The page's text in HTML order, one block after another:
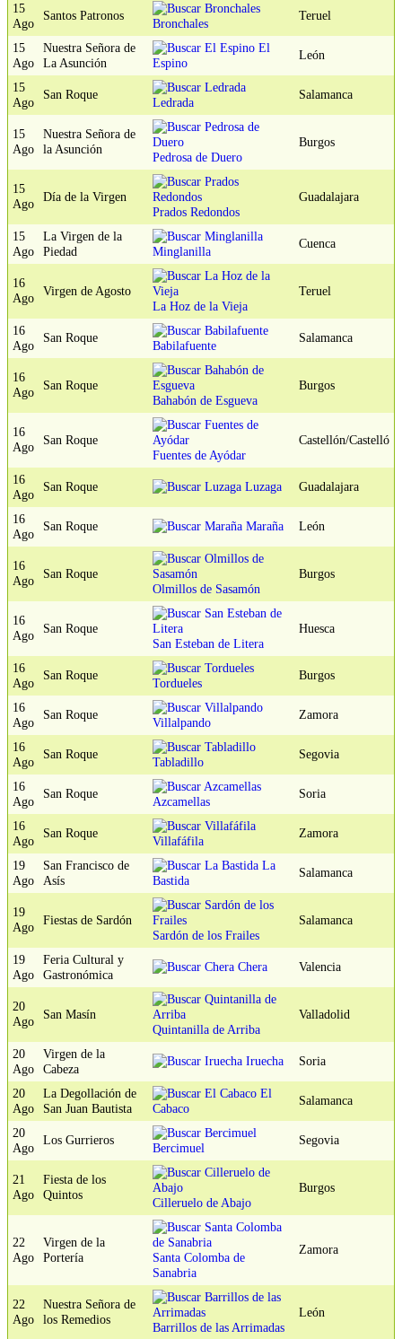
15
Ago
Santos Patronos
Bronchales
Teruel
15
Ago
Nuestra Señora de
La Asunción
El
Espino
León
15
Ago
San Roque
Ledrada
Salamanca
15
Ago
Nuestra Señora de
la Asunción
Pedrosa de Duero
Burgos
15
Ago
Día de la Virgen
Prados Redondos
Guadalajara
15
Ago
La Virgen de la
Piedad
Minglanilla
Cuenca
16
Ago
Virgen de Agosto
La Hoz de la Vieja
Teruel
16
Ago
San Roque
Babilafuente
Salamanca
16
Ago
San Roque
Bahabón de Esgueva
Burgos
16
Ago
San Roque
Fuentes de Ayódar
Castellón/Castelló
16
Ago
San Roque Luzaga Guadalajara
16
Ago
San Roque Maraña León
16
Ago
San Roque
Olmillos de Sasamón
Burgos
16
Ago
San Roque
San Esteban de Litera
Huesca
16
Ago
San Roque
Tordueles
Burgos
16
Ago
San Roque
Villalpando
Zamora
16
Ago
San Roque
Tabladillo
Segovia
16
Ago
San Roque
Azcamellas
Soria
16
Ago
San Roque
Villafáfila
Zamora
19
Ago
San Francisco de
Asís
La
Bastida
Salamanca
19
Ago
Fiestas de Sardón
Sardón de los Frailes
Salamanca
19
Ago
Feria Cultural y
Gastronómica
Chera Valencia
20
Ago
San Masín
Quintanilla de Arriba
Valladolid
20
Ago
Virgen de la
Cabeza
Iruecha Soria
20
Ago
La Degollación de
San Juan Bautista
El
Cabaco
Salamanca
20
Ago
Los Gurrieros
Bercimuel
Segovia
21
Ago
Fiesta de los
Quintos
Cilleruelo de Abajo
Burgos
22
Ago
Virgen de la
Portería
Santa Colomba de
Sanabria
Zamora
22
Ago
Nuestra Señora de
los Remedios
Barrillos de las Arrimadas
León